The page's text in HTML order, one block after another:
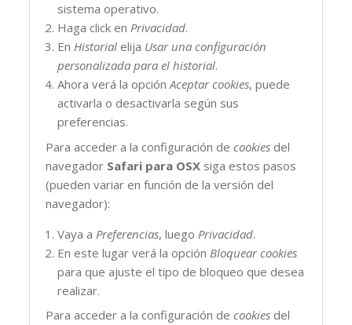
sistema operativo.
Haga click enPrivacidad.
EnHistorial elija Usar una configuración
personalizada para el historial.
Ahora verá la opciónAceptar cookies, puede
activarla o desactivarla según sus
preferencias.
Para acceder a la configuración decookies del
navegador Safari para OSX siga estos pasos
(pueden variar en función de la versión del
navegador):
Vaya a Preferencias, luego Privacidad.
En este lugar verá la opción Bloquear cookies
para que ajuste el tipo de bloqueo que desea
realizar.
Para acceder a la configuración decookies del